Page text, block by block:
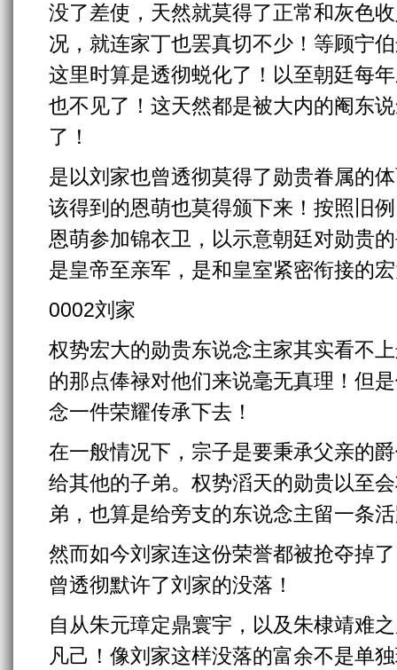
没了差使，天然就莫得了正常和灰色
况，就连家丁也罢真切不少！等顾宁
这里时算是透彻蜕化了！以至朝廷每
也不见了！这天然都是被大内的阉东
了！
是以刘家也曾透彻莫得了勋贵眷属的
该得到的恩萌也莫得颁下来！按照旧
恩萌参加锦衣卫，以示意朝廷对勋贵
是皇帝至亲军，是和皇室紧密衔接的
0002刘家
权势宏大的勋贵东说念主家其实看不
的那点俸禄对他们来说毫无真理！但
念一件荣耀传承下去！
在一般情况下，宗子是要秉承父亲的
给其他的子弟。权势滔天的勋贵以至
弟，也算是给旁支的东说念主留一条
然而如今刘家连这份荣誉都被抢夺掉
曾透彻默许了刘家的没落！
自从朱元璋定鼎寰宇，以及朱棣靖难
凡己！像刘家这样没落的富余不是单